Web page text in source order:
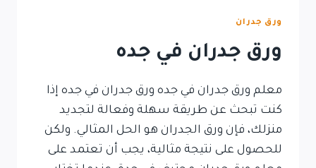
ورق جدران
ورق جدران في جده
معلم ورق جدران في جده ورق جدران في جده إذا
كنت تبحث عن طريقة سهلة وفعالة لتجديد
منزلك، فإن ورق الجدران هو الحل المثالي. ولكن
للحصول على نتيجة مثالية، يجب أن تعتمد على